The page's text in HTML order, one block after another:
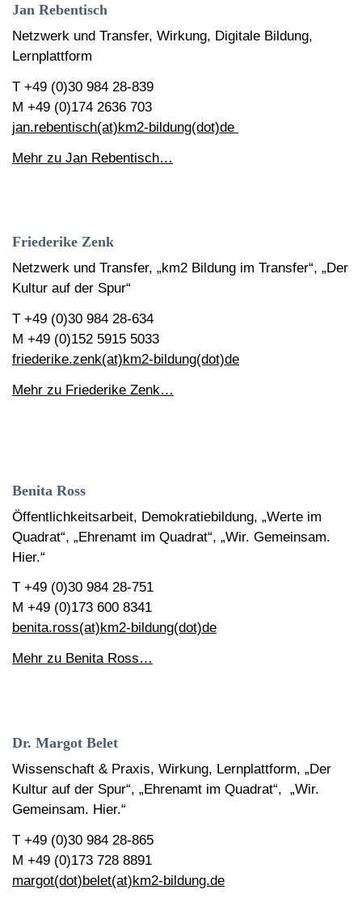
Jan Rebentisch
Netzwerk und Transfer, Wirkung, Digitale Bildung,
Lernplattform
T +49 (0)30 984 28-839
M +49 (0)174 2636 703
jan.rebentisch(at)km2-bildung(dot)de
Mehr zu Jan Rebentisch…
Friederike Zenk
Netzwerk und Transfer, „km2 Bildung im Transfer“, „Der
Kultur auf der Spur“
T +49 (0)30 984 28-634
M +49 (0)152 5915 5033
friederike.zenk(at)km2-bildung(dot)de
Mehr zu Friederike Zenk…
Benita Ross
Öffentlichkeitsarbeit, Demokratiebildung, „Werte im
Quadrat“, „Ehrenamt im Quadrat“, „Wir. Gemeinsam.
Hier.“
T +49 (0)30 984 28-751
M +49 (0)173 600 8341
benita.ross(at)km2-bildung(dot)de
Mehr zu Benita Ross…
Dr. Margot Belet
Wissenschaft & Praxis, Wirkung, Lernplattform, „Der
Kultur auf der Spur“, „Ehrenamt im Quadrat“, „Wir.
Gemeinsam. Hier.“
T +49 (0)30 984 28-865
M +49 (0)173 728 8891
margot(dot)belet(at)km2-bildung.de